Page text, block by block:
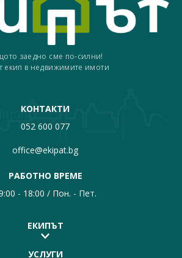
заедно сме по-силни!
екип в недвижимите имоти
КОНТАКТИ
052 600 077
office@ekipat.bg
РАБОТНО ВРЕМЕ
- 18:00 / Пон. - Пет.
ЕКИПЪТ
УСЛУГИ